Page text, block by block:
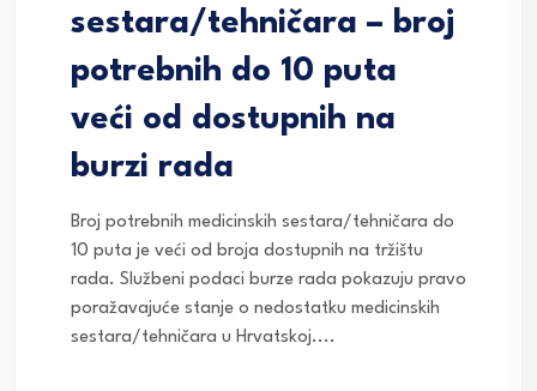
sestara/tehničara – broj
potrebnih do 10 puta
veći od dostupnih na
burzi rada
Broj potrebnih medicinskih sestara/tehničara do
10 puta je veći od broja dostupnih na tržištu
rada. Službeni podaci burze rada pokazuju pravo
poražavajuće stanje o nedostatku medicinskih
sestara/tehničara u Hrvatskoj....